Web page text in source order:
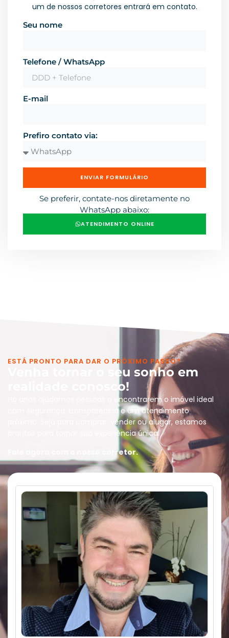
um de nossos corretores entrará em contato.
Seu nome
Telefone / WhatsApp
E-mail
Prefiro contato via:
ENVIAR FORMULÁRIO
Se preferir, contate-nos diretamente no
WhatsApp abaixo:
ATENDIMENTO ONLINE
ESTÁ PRONTO PARA DAR O PRÓXIMO PASSO?
Venha tornar o seu sonho em
realidade conosco!
Há anos ajudamos pessoas a encontrarem o imóvel ideal
com segurança, transparência e um atendimento
próximo. Seja para comprar, vender ou alugar, estamos
prontos para tornar sua experiência única.
Fale agora com o nosso corretor.